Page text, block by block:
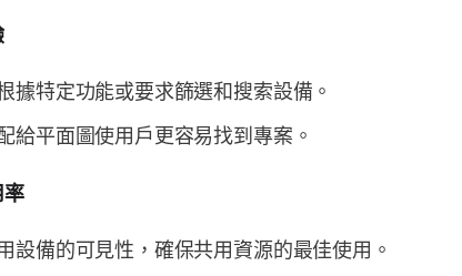
據特定功能或要求篩選和搜索設備。
給平面圖使用戶更容易找到專案。
設備的可見性，確保共用資源的最佳使用。